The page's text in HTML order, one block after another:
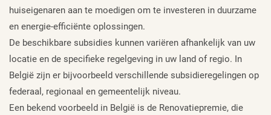
huiseigenaren aan te moedigen om te investeren in duurzame
en energie-efficiënte oplossingen.
De beschikbare subsidies kunnen variëren afhankelijk van uw
locatie en de specifieke regelgeving in uw land of regio. In
België zijn er bijvoorbeeld verschillende subsidieregelingen op
federaal, regionaal en gemeentelijk niveau.
Een bekend voorbeeld in België is de Renovatiepremie, die